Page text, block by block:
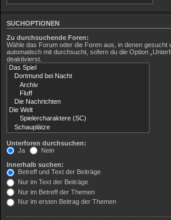
SUCHOPTIONEN
Zu durchsuchende Foren:
Wähle das Forum oder die Foren aus, in denen gesucht
automatisch mit durchsucht, sofern du die Option
deaktivierst.
Unterforen durchsuchen:
Ja
Nein
Innerhalb suchen:
Betreff und Text der Beiträge
Nur im Text der Beiträge
Nur im Betreff der Themen
Nur im ersten Beitrag der Themen